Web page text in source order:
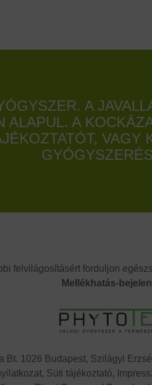
A
ALAPUL. A
felvilágosításért forduljon
Mellékhatás-
Bt. 1026 Budapest, Szilágyi
Süti tájékoztató,